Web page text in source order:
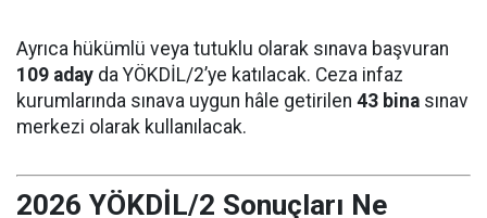
Ayrıca hükümlü veya tutuklu olarak sınava başvuran
109 aday da YÖKDİL/2’ye katılacak. Ceza infaz
kurumlarında sınava uygun hâle getirilen 43 bina sınav
merkezi olarak kullanılacak.
2026 YÖKDİL/2 Sonuçları Ne